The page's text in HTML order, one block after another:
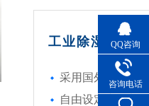
工业除湿机产品
采用国外进口名牌
自由设定和控制
QQ咨询
咨询电话